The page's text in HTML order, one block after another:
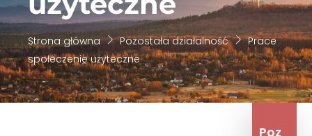
Strona główna Pozostała działalność
Prace
społeczenie użyteczne
Poz